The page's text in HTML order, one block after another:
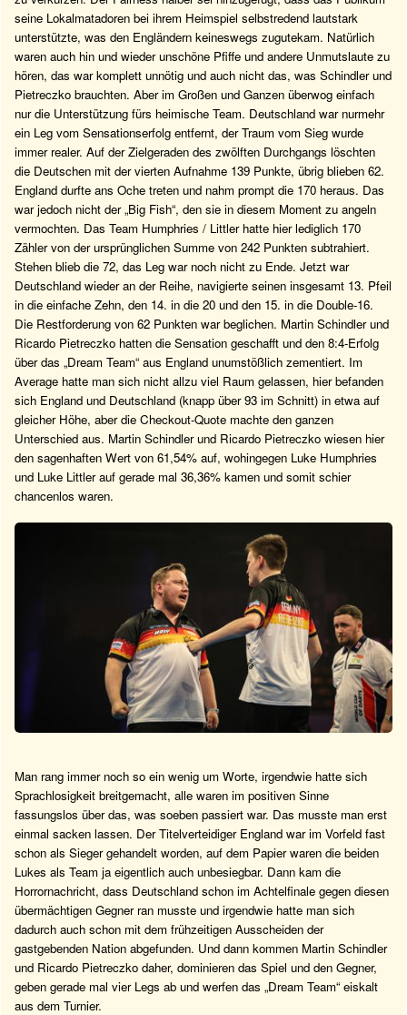
seine Lokalmatadoren bei ihrem Heimspiel selbstredend lautstark
unterstützte, was den Engländern keineswegs zugutekam. Natürlich
waren auch hin und wieder unschöne Pfiffe und andere Unmutslaute zu
hören, das war komplett unnötig und auch nicht das, was Schindler und
Pietreczko brauchten. Aber im Großen und Ganzen überwog einfach
nur die Unterstützung fürs heimische Team. Deutschland war nurmehr
ein Leg vom Sensationserfolg entfernt, der Traum vom Sieg wurde
immer realer. Auf der Zielgeraden des zwölften Durchgangs löschten
die Deutschen mit der vierten Aufnahme 139 Punkte, übrig blieben 62.
England durfte ans Oche treten und nahm prompt die 170 heraus. Das
war jedoch nicht der „Big Fish“, den sie in diesem Moment zu angeln
vermochten. Das Team Humphries / Littler hatte hier lediglich 170
Zähler von der ursprünglichen Summe von 242 Punkten subtrahiert.
Stehen blieb die 72, das Leg war noch nicht zu Ende. Jetzt war
Deutschland wieder an der Reihe, navigierte seinen insgesamt 13. Pfeil
in die einfache Zehn, den 14. in die 20 und den 15. in die Double-16.
Die Restforderung von 62 Punkten war beglichen. Martin Schindler und
Ricardo Pietreczko hatten die Sensation geschafft und den 8:4-Erfolg
über das „Dream Team“ aus England unumstößlich zementiert. Im
Average hatte man sich nicht allzu viel Raum gelassen, hier befanden
sich England und Deutschland (knapp über 93 im Schnitt) in etwa auf
gleicher Höhe, aber die Checkout-Quote machte den ganzen
Unterschied aus. Martin Schindler und Ricardo Pietreczko wiesen hier
den sagenhaften Wert von 61,54% auf, wohingegen Luke Humphries
und Luke Littler auf gerade mal 36,36% kamen und somit schier
chancenlos waren.
Man rang immer noch so ein wenig um Worte, irgendwie hatte sich
Sprachlosigkeit breitgemacht, alle waren im positiven Sinne
fassungslos über das, was soeben passiert war. Das musste man erst
einmal sacken lassen. Der Titelverteidiger England war im Vorfeld fast
schon als Sieger gehandelt worden, auf dem Papier waren die beiden
Lukes als Team ja eigentlich auch unbesiegbar. Dann kam die
Horrornachricht, dass Deutschland schon im Achtelfinale gegen diesen
übermächtigen Gegner ran musste und irgendwie hatte man sich
dadurch auch schon mit dem frühzeitigen Ausscheiden der
gastgebenden Nation abgefunden. Und dann kommen Martin Schindler
und Ricardo Pietreczko daher, dominieren das Spiel und den Gegner,
geben gerade mal vier Legs ab und werfen das „Dream Team“ eiskalt
aus dem Turnier.